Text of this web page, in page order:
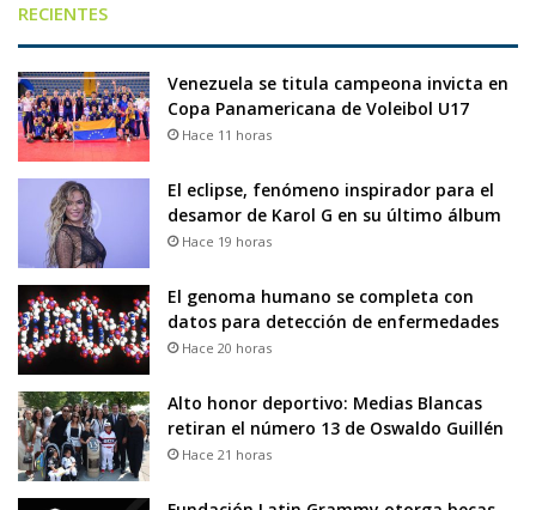
RECIENTES
Venezuela se titula campeona invicta en
Copa Panamericana de Voleibol U17
Hace 11 horas
El eclipse, fenómeno inspirador para el
desamor de Karol G en su último álbum
Hace 19 horas
El genoma humano se completa con
datos para detección de enfermedades
Hace 20 horas
Alto honor deportivo: Medias Blancas
retiran el número 13 de Oswaldo Guillén
Hace 21 horas